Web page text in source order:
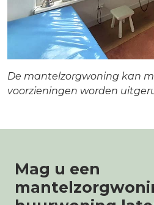
De mantelzorgwoning kan
voorzieningen worden
Mag u een